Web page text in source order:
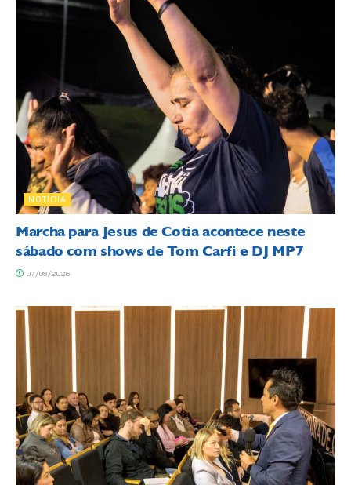
NOTÍCIA
Marcha para Jesus de Cotia acontece neste
sábado com shows de Tom Carfi e DJ MP7
07/08/2026